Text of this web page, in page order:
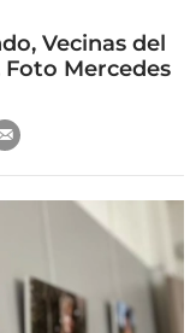
Vecinas del
Mercedes